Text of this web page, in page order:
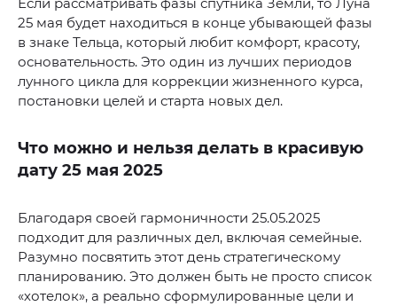
25 мая будет находиться в конце убывающей фазы
в знаке Тельца, который любит комфорт, красоту,
основательность. Это один из лучших периодов
лунного цикла для коррекции жизненного курса,
постановки целей и старта новых дел.
Что можно и нельзя делать в красивую
дату 25 мая 2025
Благодаря своей гармоничности 25.05.2025
подходит для различных дел, включая семейные.
Разумно посвятить этот день стратегическому
планированию. Это должен быть не просто список
«хотелок», а реально сформулированные цели и